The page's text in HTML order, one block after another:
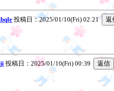
投稿日：2025/01/10(Fri) 02:21
投稿日：2025/01/10(Fri) 00:39